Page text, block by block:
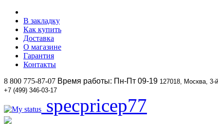
В закладку
Как купить
Доставка
О магазине
Гарантия
Контакты
8 800 775-87-07 Время работы: Пн-Пт 09-19 127018, Москва,
+7 (499) 346-03-17
specpricep77